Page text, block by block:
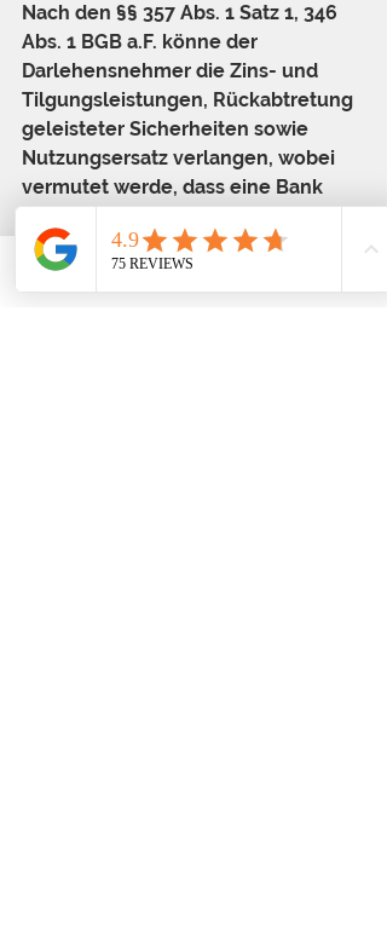
Nach den §§ 357 Abs. 1 Satz 1, 346
Abs. 1 BGB a.F. könne der
Darlehensnehmer die Zins- und
Tilgungsleistungen, Rückabtretung
geleisteter Sicherheiten sowie
Nutzungsersatz verlangen, wobei
vermutet werde, dass eine Bank
Verzugszinses von 5
Prozentpunkten über Basiszinssatz